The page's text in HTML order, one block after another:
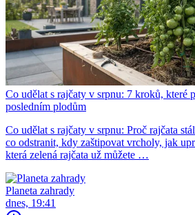
Co udělat s rajčaty v srpnu: 7 kroků, které
posledním plodům
Co udělat s rajčaty v srpnu: Proč rajčata
co odstranit, kdy zaštipovat vrcholy, jak
která zelená rajčata už můžete …
Planeta zahrady
dnes, 19:41